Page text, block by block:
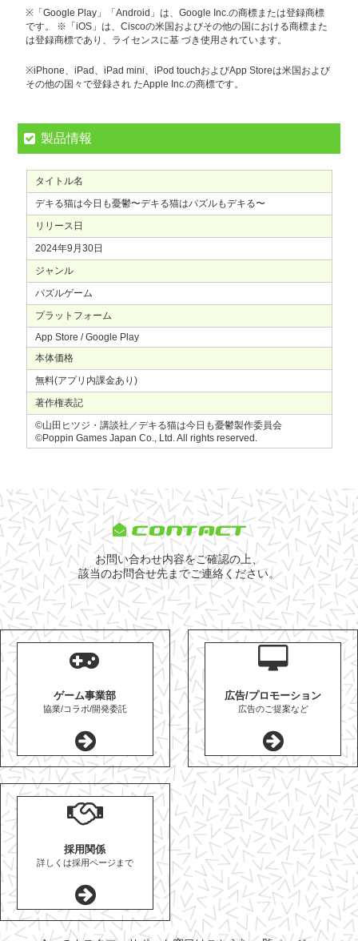
※「Google Play」「Android」は、Google Inc.の商標または登録商標
です。 ※「iOS」は、Ciscoの米国およびその他の国における商標また
は登録商標であり、ライセンスに基 づき使用されています。
※iPhone、iPad、iPad mini、iPod touchおよびApp Storeは米国および
その他の国々で登録され たApple Inc.の商標です。
製品情報
タイトル名
デキる猫は今日も憂鬱〜デキる猫はパズルもデキる〜
リリース日
2024年9月30日
ジャンル
パズルゲーム
プラットフォーム
App Store / Google Play
本体価格
無料(アプリ内課金あり)
著作権表記
©山田ヒツジ・講談社／デキる猫は今日も憂鬱製作委員会
©Poppin Games Japan Co., Ltd. All rights reserved.
CONTACT
お問い合わせ内容をご確認の上、
該当のお問合せ先までご連絡ください。
ゲーム事業部
協業/コラボ/開発委託
広告/プロモーション
広告のご提案など
採用関係
詳しくは採用ページまで